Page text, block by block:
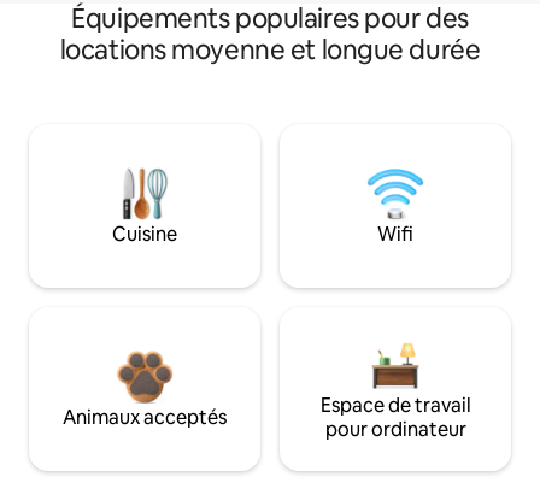
Équipements populaires pour des
locations moyenne et longue durée
Cuisine Wifi
Animaux acceptés
Espace de travail
pour ordinateur